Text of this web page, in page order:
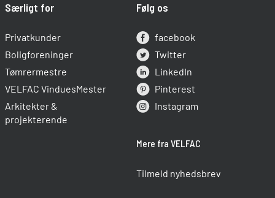
Særligt for
Privatkunder
Boligforeninger
Tømrermestre
VELFAC VinduesMester
Arkitekter &
projekterende
Følg os
facebook
Twitter
LinkedIn
Pinterest
Instagram
Mere fra VELFAC
Tilmeld nyhedsbrev